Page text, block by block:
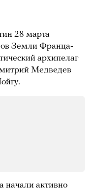
28 марта
Земли Франца-
архипелаг
Медведев
начали активно